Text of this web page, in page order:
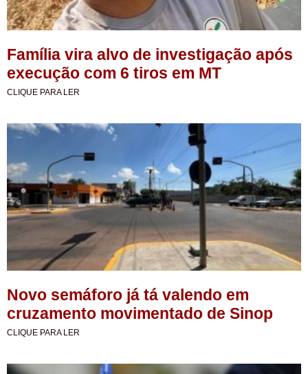
Família vira alvo de investigação após
execução com 6 tiros em MT
CLIQUE PARA LER
Novo semáforo já tá valendo em
cruzamento movimentado de Sinop
CLIQUE PARA LER